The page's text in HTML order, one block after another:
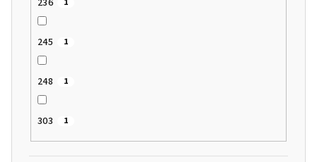
245 1
248 1
303 1